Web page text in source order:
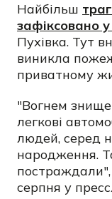
Найбільш
зафіксовано
Пухівка. Тут
виникла
приватному
"Вогнем
легкові
людей, серед
народження.
серпня у